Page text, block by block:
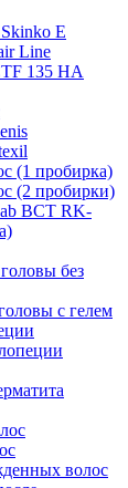
E
Line
135 HA
(1 пробирка)
(2 пробирки)
BCT RK-
без
с гелем
волос